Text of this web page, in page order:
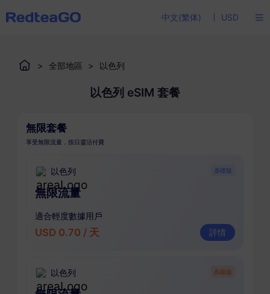
中文(繁体) USD
> 全部地區 > 以色列
以色列 eSIM 套餐
無限套餐
享受無限流量，按日靈活付費
以色列
無限流量
適合輕度數據用戶
USD 0.70 / 天 詳情
基礎版
以色列 高級版